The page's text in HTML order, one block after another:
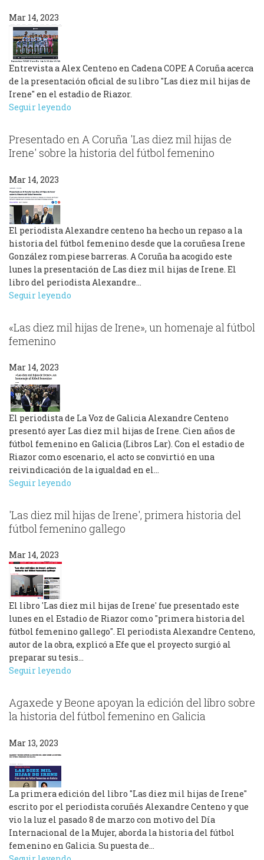
Mar 14, 2023
Entrevista a Alex Centeno en Cadena COPE A Coruña acerca
de la presentación oficial de su libro "Las diez mil hijas de
Irene" en el estadio de Riazor.
Seguir leyendo
Presentado en A Coruña 'Las diez mil hijas de
Irene' sobre la historia del fútbol femenino
Mar 14, 2023
El periodista Alexandre centeno ha hecho un repaso a la
historia del fútbol femenino desde que la coruñesa Irene
González rompiese barreras. A Coruña ha acogido este
lunes la presentación de Las diez mil hijas de Irene. El
libro del periodista Alexandre…
Seguir leyendo
«Las diez mil hijas de Irene», un homenaje al fútbol
femenino
Mar 14, 2023
El periodista de La Voz de Galicia Alexandre Centeno
presentó ayer Las diez mil hijas de Irene. Cien años de
fútbol femenino en Galicia (Libros Lar). Con el estadio de
Riazor como escenario, el acto se convirtió en una
reivindicación de la igualdad en el…
Seguir leyendo
'Las diez mil hijas de Irene', primera historia del
fútbol femenino gallego
Mar 14, 2023
El libro 'Las diez mil hijas de Irene' fue presentado este
lunes en el Estadio de Riazor como "primera historia del
fútbol femenino gallego". El periodista Alexandre Centeno,
autor de la obra, explicó a Efe que el proyecto surgió al
preparar su tesis…
Seguir leyendo
Agaxede y Beone apoyan la edición del libro sobre
la historia del fútbol femenino en Galicia
Mar 13, 2023
La primera edición del libro "Las diez mil hijas de Irene"
escrito por el periodista coruñés Alexandre Centeno y que
vio la luz el pasado 8 de marzo con motivo del Día
Internacional de la Mujer, aborda la historia del fútbol
femenino en Galicia. Su puesta de…